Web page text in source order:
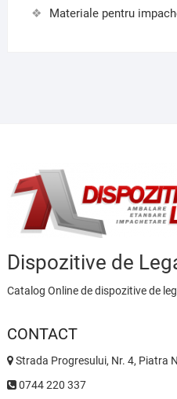
Materiale pentru
Dispozitive de
Catalog Online de dispozitive de
CONTACT
Strada Progresului, Nr. 4, Piatra
0744 220 337